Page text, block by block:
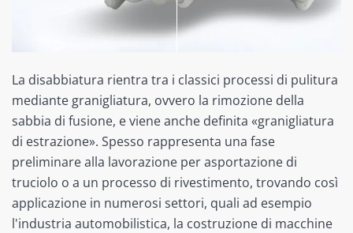
La disabbiatura rientra tra i classici processi di pulitura
mediante granigliatura, ovvero la rimozione della
sabbia di fusione, e viene anche definita «granigliatura
di estrazione». Spesso rappresenta una fase
preliminare alla lavorazione per asportazione di
truciolo o a un processo di rivestimento, trovando così
applicazione in numerosi settori, quali ad esempio
l'industria automobilistica, la costruzione di macchine